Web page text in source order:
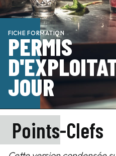
FICHE FORMATION
PERMIS
JOUR
Points-Clefs